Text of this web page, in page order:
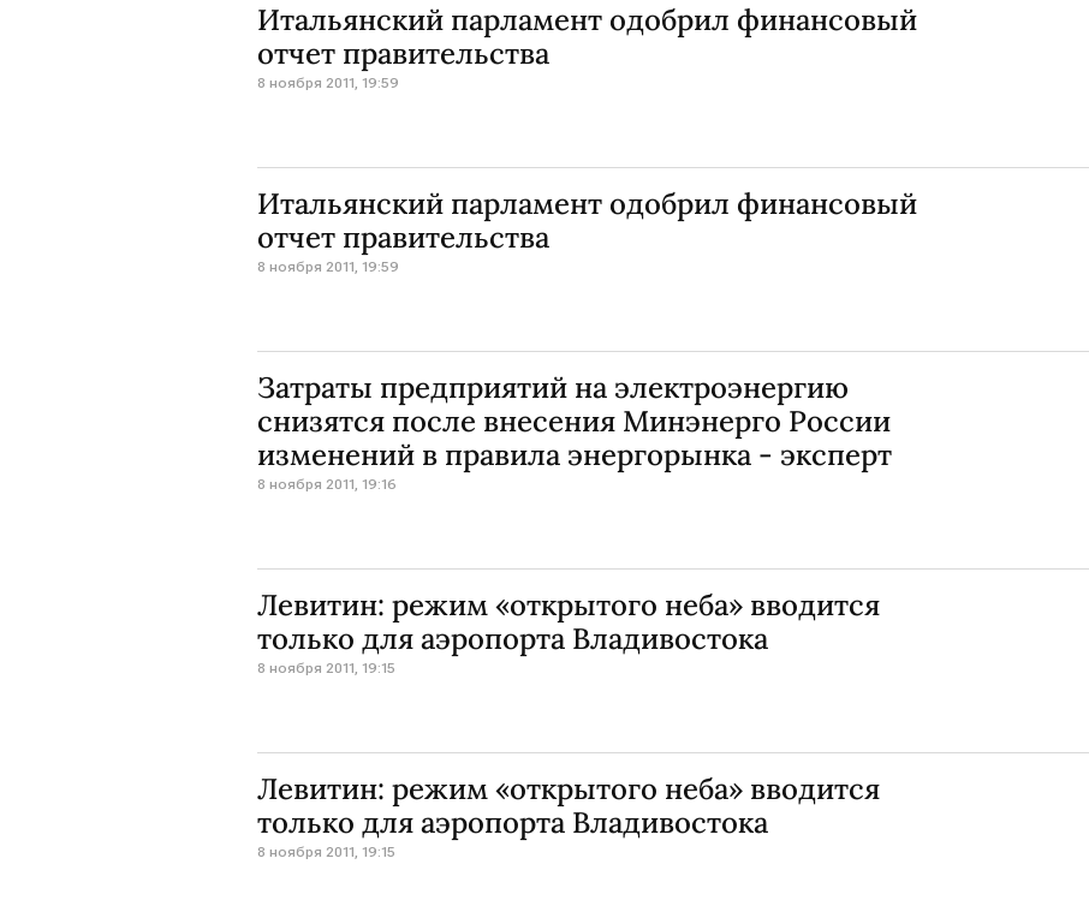
Итальянский парламент одобрил финансовый
отчет правительства
8 ноября 2011, 19:59
Итальянский парламент одобрил финансовый
отчет правительства
8 ноября 2011, 19:59
Затраты предприятий на электроэнергию
снизятся после внесения Минэнерго России
изменений в правила энергорынка - эксперт
8 ноября 2011, 19:16
Левитин: режим «открытого неба» вводится
только для аэропорта Владивостока
8 ноября 2011, 19:15
Левитин: режим «открытого неба» вводится
только для аэропорта Владивостока
8 ноября 2011, 19:15